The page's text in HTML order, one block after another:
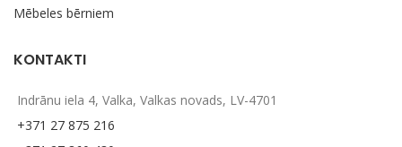
Mēbeles bērniem
KONTAKTI
Indrānu iela 4, Valka, Valkas novads, LV-4701
+371 27 875 216